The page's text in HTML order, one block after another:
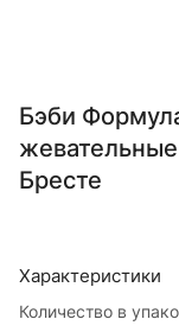
Бэби
Бресте
Характеристики
Количество в